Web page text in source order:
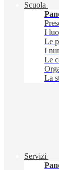
Scuola
I
Le
I
Le
La
Servizi